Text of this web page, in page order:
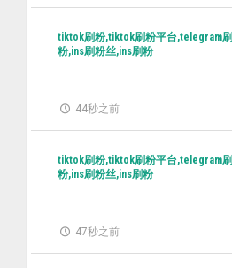
tiktok刷粉,tiktok刷粉平台,telegram刷
粉,ins刷粉丝,ins刷粉
44秒之前
tiktok刷粉,tiktok刷粉平台,telegram刷
粉,ins刷粉丝,ins刷粉
47秒之前